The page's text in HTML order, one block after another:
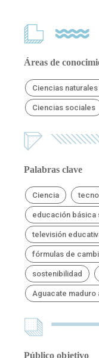
Áreas de
Ciencias
Ciencias sociales
Palabras clave
Ciencia
educación básica
televisión
fórmulas de
sostenibilidad
Aguacate maduro
Público objetivo